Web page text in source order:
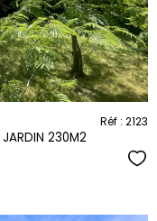
230M2
Réf : 2123